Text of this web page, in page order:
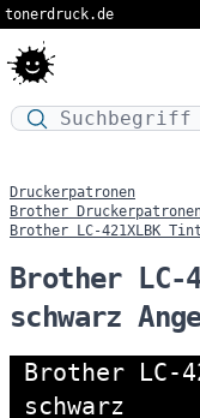
tonerdruck.de
Druckermodell oder
Druckerpatronen
Brother
Brother LC-421XLBK
Brother LC-
schwarz
Brother LC-
schwarz